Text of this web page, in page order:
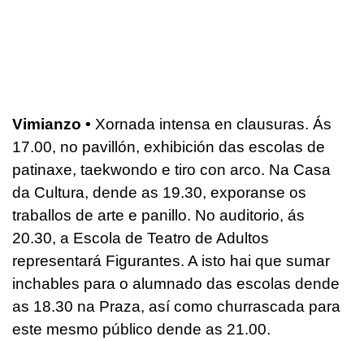
Vimianzo • Xornada intensa en clausuras. Ás
17.00, no pavillón, exhibición das escolas de
patinaxe, taekwondo e tiro con arco. Na Casa
da Cultura, dende as 19.30, exporanse os
traballos de arte e panillo. No auditorio, ás
20.30, a Escola de Teatro de Adultos
representará Figurantes. A isto hai que sumar
inchables para o alumnado das escolas dende
as 18.30 na Praza, así como churrascada para
este mesmo público dende as 21.00.